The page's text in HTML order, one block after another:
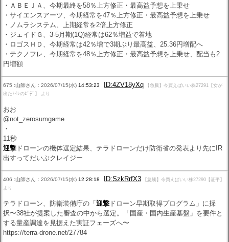
・ＡＢＥＪＡ、今期最終を58％上方修正・最高益予想を上乗せ
・サイエンスアーツ、今期経常を47％上方修正・最高益予想を上乗せ
・ノムラシステム、上期経常を2倍上方修正
・ジェイドＧ、3-5月期(1Q)経常は62％増益で着地
・ロゴスＨＤ、今期経常は42％増で3期ぶり最高益、25.36円増配へ
・テクノフレ、今期経常を48％上方修正・最高益予想を上乗せ、配当も2
円増額
675 :山師さん：2026/07/15(水) 14:53:23 ID:4ZV18yXq
【急騰】今買えばいい株27291【女が
出たﾄｲﾚのﾋﾞﾃﾞ】 より
おお
@not_zerosumgame
・
11秒
迎撃 ドローンの機体選定結果、テラドローンだけ防衛省の発表より先にIR
出すってだいぶクレイジー
406 :山師さん：2026/07/15(水) 12:28:18 ID:SzkRrfX3
【急騰】今買えばいい株27290【甚平】
より
テラドローン、防衛装備庁の「 迎撃 ドローン早期取得プログラム」に採
択〜38社が提案した審査の中から選定。「国産・国内生産基盤」を要件と
する量産調達を見据えた実証フェーズへ〜
https://terra-drone.net/27784